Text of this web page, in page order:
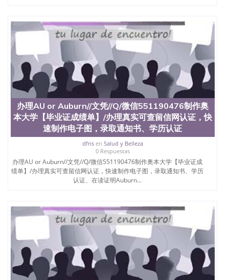
办理AU or Auburn//文凭//Q/微信551190476制作奥
本大学【毕业证成绩单】/办理真实可查留信网认证，快
速制作电子图，录取通知书、学历认证
dfnsen Salud y Belleza
0 Respuestas
办理AU or Auburn//文凭//Q/微信551190476制作奥本大学【毕业证成
绩单】/办理真实可查留信网认证，快速制作电子图，录取通知书、学历
认证、在读证明Auburn...